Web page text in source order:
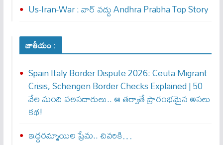
Us-Iran-War : వార్ వ‌ద్దు Andhra Prabha Top Story
జాతీయం :
Spain Italy Border Dispute 2026: Ceuta Migrant
Crisis, Schengen Border Checks Explained | 50
వేల మంది వలసదారులు.. ఆ తర్వాతే ప్రారంభ‌మైన అసలు
కథ!
ఇద్దరమ్మాయిల ప్రేమ.. చివరికి…